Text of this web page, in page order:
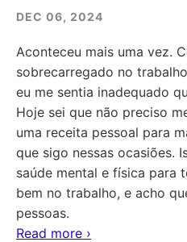
DEC 06, 2024
Aconteceu mais uma vez.
sobrecarregado no
eu me sentia inadequado
Hoje sei que não preciso
uma receita pessoal para
que sigo nessas ocasiões.
saúde mental e física para
bem no trabalho, e acho
pessoas.
Read more ›